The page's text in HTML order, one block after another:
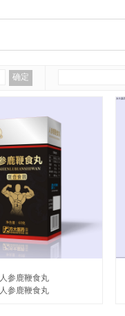
确定
人参鹿鞭食丸
人参鹿鞭食丸